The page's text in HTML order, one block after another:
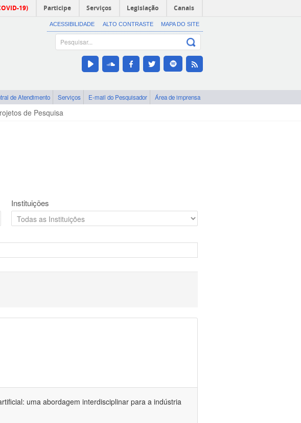
19) Participe Serviços Legislação Canais
ACESSIBILIDADE ALTO CONTRASTE MAPA DO SITE
de Atendimento Serviços E-mail do Pesquisador Área de imprensa
de Pesquisa
Instituições
uma abordagem interdisciplinar para a indústria